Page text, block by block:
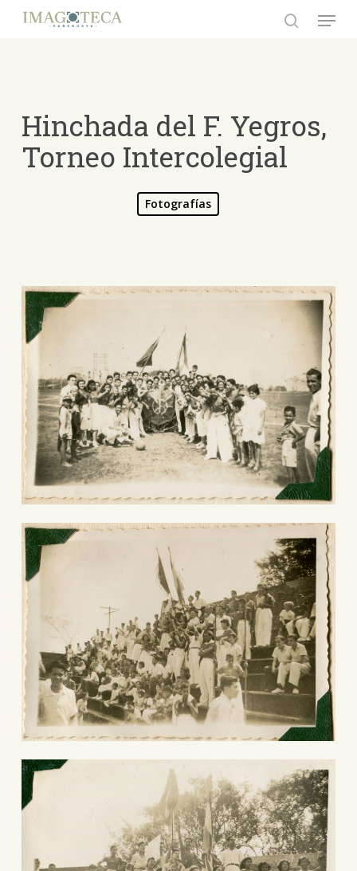
Menu
Hinchada del F. Yegros,
Torneo Intercolegial
Fotografías